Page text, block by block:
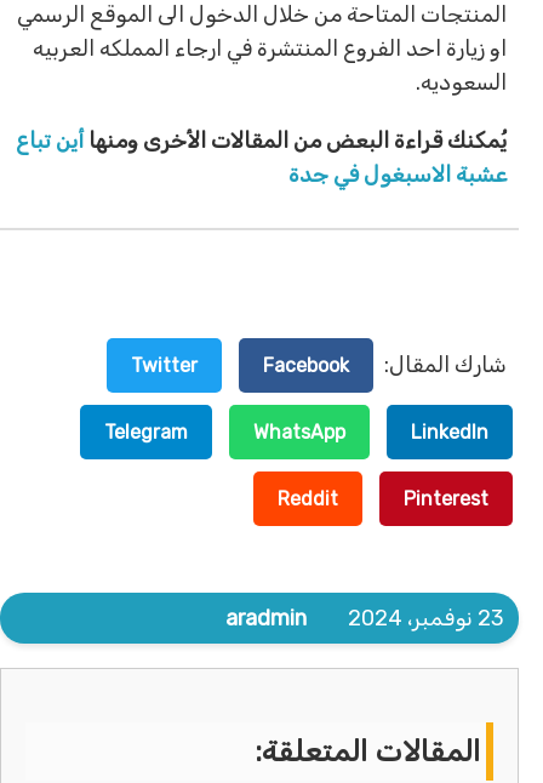
المنتجات المتاحة من خلال الدخول الى الموقع الرسمي
او زيارة احد الفروع المنتشرة في ارجاء المملكه العربيه
السعوديه.
يُمكنك قراءة البعض من المقالات الأخرى ومنهاأين تباع
عشبة الاسبغول في جدة
شارك المقال: Facebook
Twitter
LinkedIn
WhatsApp
Telegram
Pinterest
Reddit
23 نوفمبر، 2024 aradmin
المقالات المتعلقة: